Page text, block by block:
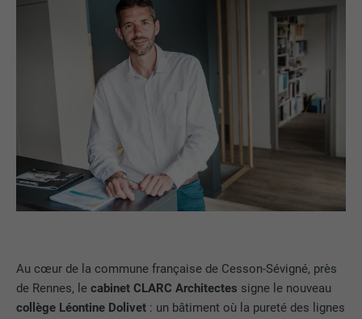
Au cœur de la commune française de Cesson-Sévigné, près
de Rennes, lecabinet CLARC Architectes signe le nouveau
collège Léontine Dolivet : un bâtiment où la pureté des lignes